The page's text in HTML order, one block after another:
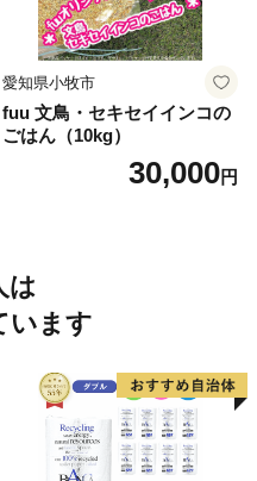
愛知県小牧市
fuu 文鳥・セキセイインコの
ごはん（10kg）
30,000円
は
います